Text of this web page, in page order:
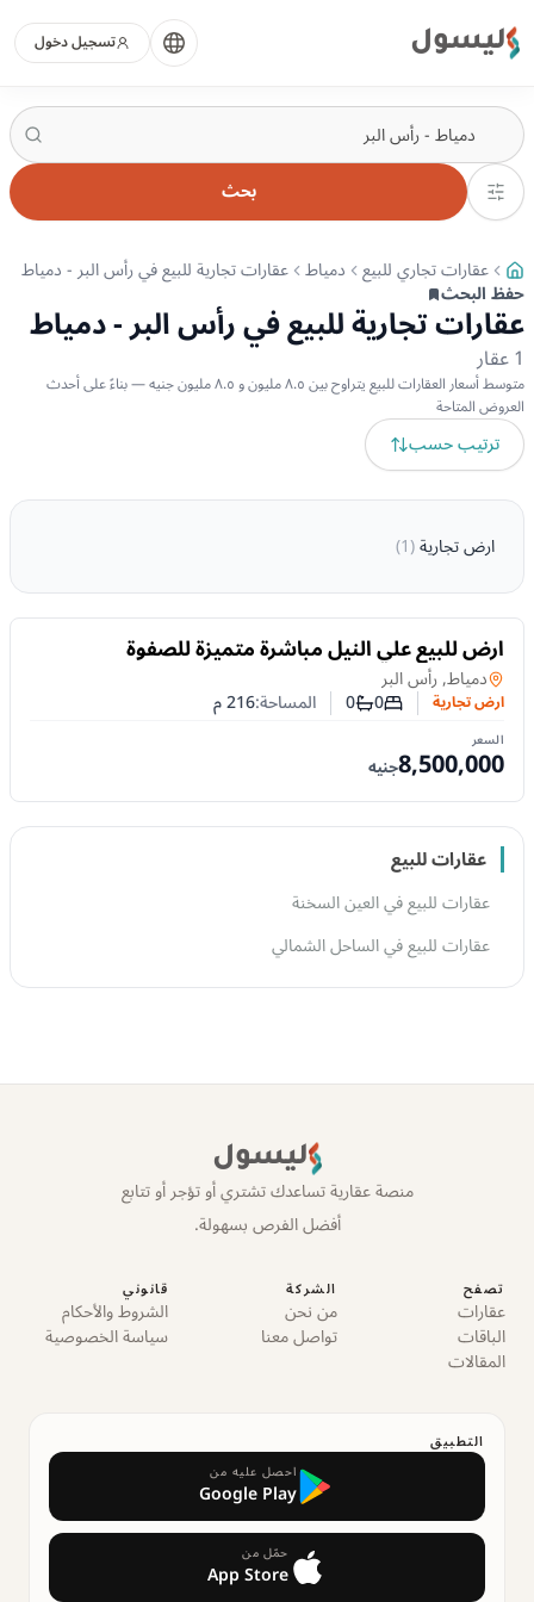
ليسول تسجيل دخول
بحث
عقارات تجاري للبيع دمياط عقارات تجارية للبيع في رأس البر - دمياط
حفظ البحث
عقارات تجارية للبيع في رأس البر - دمياط
1عقار
متوسط أسعار العقارات للبيع يتراوح بين ٨.٥ مليون و ٨.٥ مليون جنيه — بناءً على أحدث
العروض المتاحة
ترتيب حسب
ارض تجارية(
1
)
للبيع
ارض للبيع علي النيل مباشرة متميزة للصفوة
ارض تجارية في
دمياط, رأس البر
ارض تجارية عدد غرف النوم
0عدد الحمامات
0 المساحة:216م
السعر
8,500,000جنيه
عقارات للبيع
عقارات للبيع في العين السخنة
عقارات للبيع في الساحل الشمالي
ليسول
منصة عقارية تساعدك تشتري أو تؤجر أو تتابع
أفضل الفرص بسهولة.
تصفح
عقارات
الباقات
المقالات
الشركة
من نحن
تواصل معنا
قانوني
الشروط والأحكام
سياسة الخصوصية
التطبيق
احصل عليه من
Google Play
حمّل من
App Store